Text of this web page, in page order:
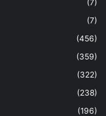
(7)
(7)
(456)
(359)
(322)
(238)
(196)